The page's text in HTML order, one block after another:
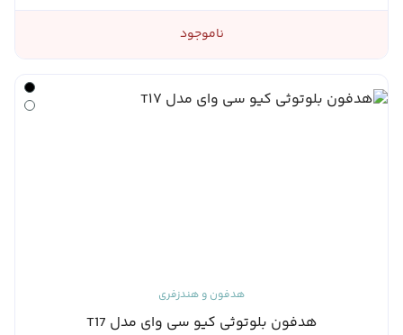
ناموجود
هدفون و هندزفری
هدفون بلوتوثی کیو سی وای مدل T17